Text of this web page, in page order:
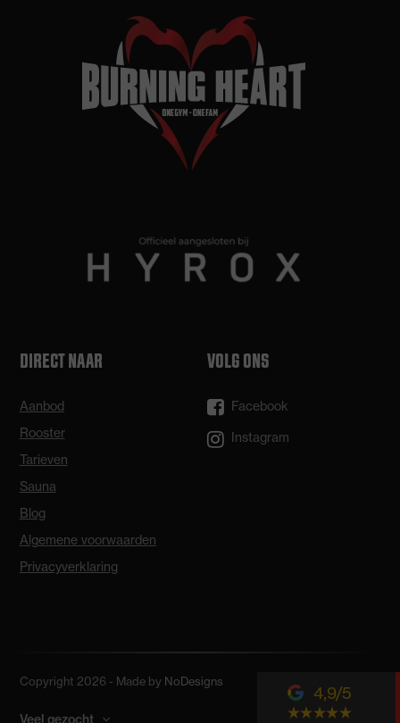
DIRECT NAAR
Aanbod
Rooster
Tarieven
Sauna
Blog
Algemene voorwaarden
Privacyverklaring
VOLG ONS
Facebook
Instagram
Copyright 2026 - Made by NoDesigns
Veel gezocht
4,9